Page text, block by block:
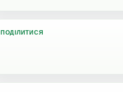
ПОДІЛИТИСЯ